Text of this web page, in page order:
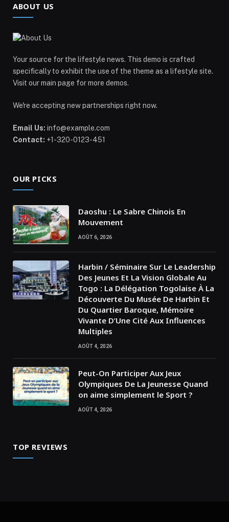
ABOUT US
Your source for the lifestyle news. This demo is crafted
specifically to exhibit the use of the theme as a lifestyle site.
Visit our main page for more demos.
We're accepting new partnerships right now.
Email Us: info@example.com
Contact: +1-320-0123-451
OUR PICKS
Daoshu : Le Sabre Chinois En
Mouvement
AOÛT 6, 2026
Harbin / Séminaire Sur Le Leadership
Des Jeunes Et La Vision Globale Au
Togo : La Délégation Togolaise À La
Découverte Du Musée De Harbin Et
Du Quartier Baroque, Mémoire
Vivante D’Une Cité Aux Influences
Multiples
AOÛT 4, 2026
Peut-On Participer Aux Jeux
Olympiques De La Jeunesse Quand
on aime simplement le Sport ?
AOÛT 4, 2026
TOP REVIEWS